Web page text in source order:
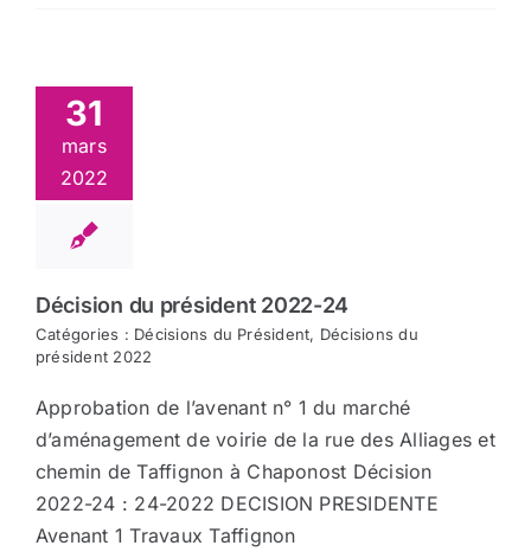
31
mars
2022
Décision du président 2022-24
Catégories : Décisions du Président, Décisions du
président 2022
Approbation de l’avenant n° 1 du marché
d’aménagement de voirie de la rue des Alliages et
chemin de Taffignon à Chaponost Décision
2022-24 : 24-2022 DECISION PRESIDENTE
Avenant 1 Travaux Taffignon